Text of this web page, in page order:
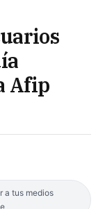
Afip
a tus medios